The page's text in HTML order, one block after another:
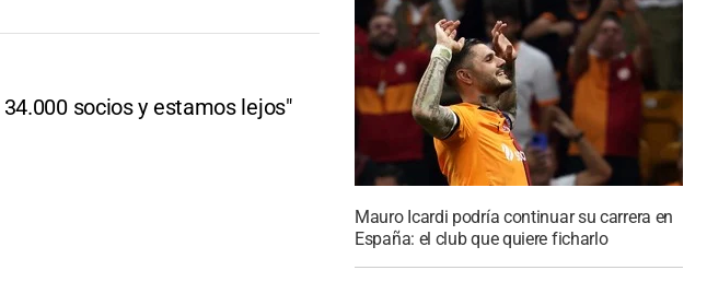
socios y estamos lejos"
Mauro Icardi podría continuar su carrera en
España: el club que quiere ficharlo